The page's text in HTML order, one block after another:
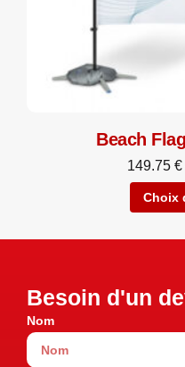
Beach
149.75 €
Choix
Besoin d'un
Nom